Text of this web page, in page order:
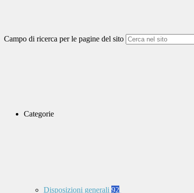
Campo di ricerca per le pagine del sito
Categorie
Disposizioni generali 92